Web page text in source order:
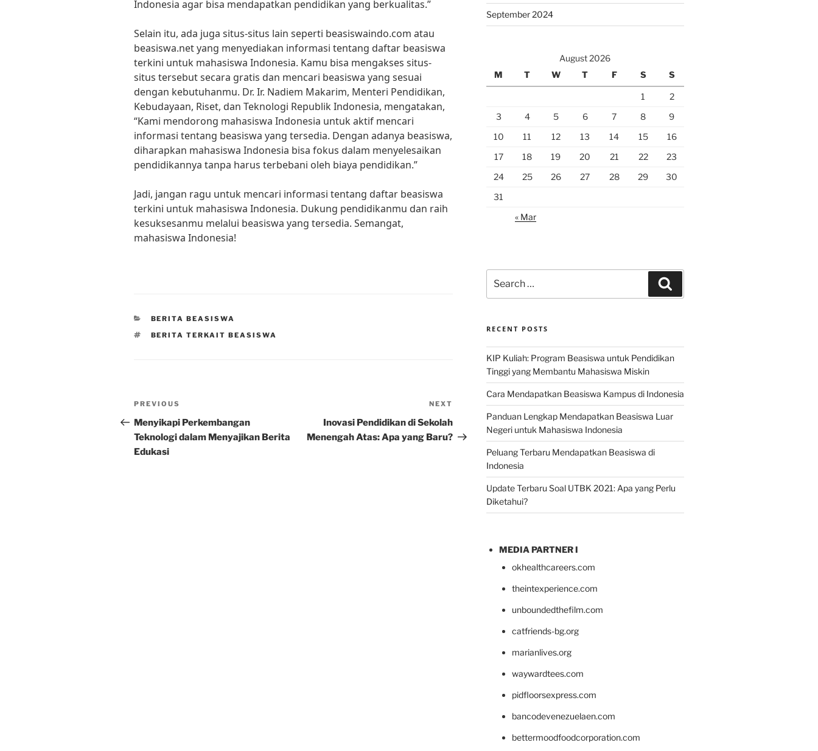
Indonesia agar bisa mendapatkan pendidikan yang berkualitas.”
Selain itu, ada juga situs-situs lain seperti beasiswaindo.com atau
beasiswa.net yang menyediakan informasi tentang daftar beasiswa
terkini untuk mahasiswa Indonesia. Kamu bisa mengakses situs-
situs tersebut secara gratis dan mencari beasiswa yang sesuai
dengan kebutuhanmu. Dr. Ir. Nadiem Makarim, Menteri Pendidikan,
Kebudayaan, Riset, dan Teknologi Republik Indonesia, mengatakan,
“Kami mendorong mahasiswa Indonesia untuk aktif mencari
informasi tentang beasiswa yang tersedia. Dengan adanya beasiswa,
diharapkan mahasiswa Indonesia bisa fokus dalam menyelesaikan
pendidikannya tanpa harus terbebani oleh biaya pendidikan.”
Jadi, jangan ragu untuk mencari informasi tentang daftar beasiswa
terkini untuk mahasiswa Indonesia. Dukung pendidikanmu dan raih
kesuksesanmu melalui beasiswa yang tersedia. Semangat,
mahasiswa Indonesia!
CATEGORIES
BERITA BEASISWA
TAGS
BERITA TERKAIT BEASISWA
Post
navigation
Previous
Post
PREVIOUS
Menyikapi Perkembangan
Teknologi dalam Menyajikan Berita
Edukasi
Post
NEXT
Inovasi Pendidikan di Sekolah
Menengah Atas: Apa yang Baru?
September 2024
August 2026
M
T W T F S S
1
2
3
4 5 6 7 8
9
10
11 12 13 14 15
16
17
18 19 20 21 22
23
24
25 26 27 28 29
30
31
« Mar
for:
RECENT POSTS
KIP Kuliah: Program Beasiswa untuk Pendidikan
Tinggi yang Membantu Mahasiswa Miskin
Cara Mendapatkan Beasiswa Kampus di Indonesia
Panduan Lengkap Mendapatkan Beasiswa Luar
Negeri untuk Mahasiswa Indonesia
Peluang Terbaru Mendapatkan Beasiswa di
Indonesia
Update Terbaru Soal UTBK 2021: Apa yang Perlu
Diketahui?
MEDIA PARTNER I
okhealthcareers.com
theintexperience.com
unboundedthefilm.com
catfriends-bg.org
marianlives.org
waywardtees.com
pidfloorsexpress.com
bancodevenezuelaen.com
bettermoodfoodcorporation.com